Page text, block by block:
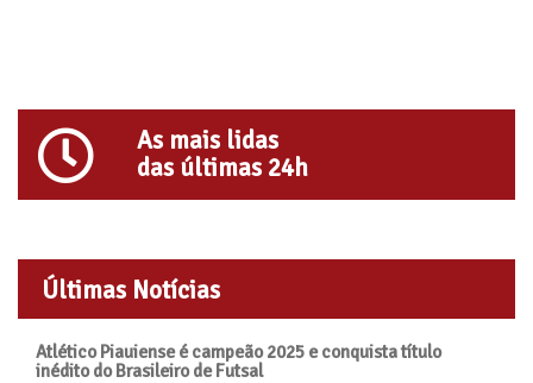
As mais lidas
das últimas 24h
Últimas Notícias
Atlético Piauiense é campeão 2025 e conquista título
inédito do Brasileiro de Futsal